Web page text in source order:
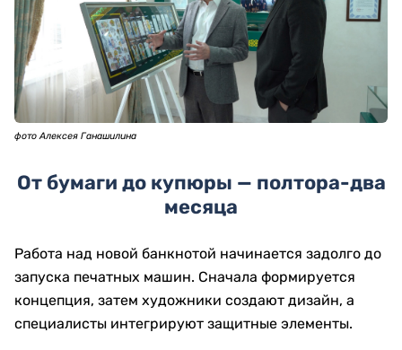
фото Алексея Ганашилина
От бумаги до купюры — полтора-два
месяца
Работа над новой банкнотой начинается задолго до
запуска печатных машин. Сначала формируется
концепция, затем художники создают дизайн, а
специалисты интегрируют защитные элементы.